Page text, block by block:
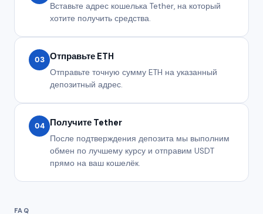
Вставьте адрес кошелька Tether, на который
хотите получить средства.
03 Отправьте ETH
Отправьте точную сумму ETH на указанный
депозитный адрес.
04 Получите Tether
После подтверждения депозита мы выполним
обмен по лучшему курсу и отправим USDT
прямо на ваш кошелёк.
FAQ